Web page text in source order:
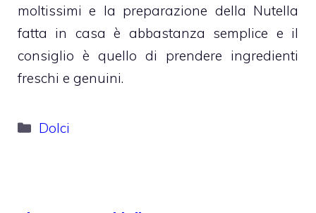
moltissimi e la preparazione della Nutella
fatta in casa è abbastanza semplice e il
consiglio è quello di prendere ingredienti
freschi e genuini.
Categorie
Dolci